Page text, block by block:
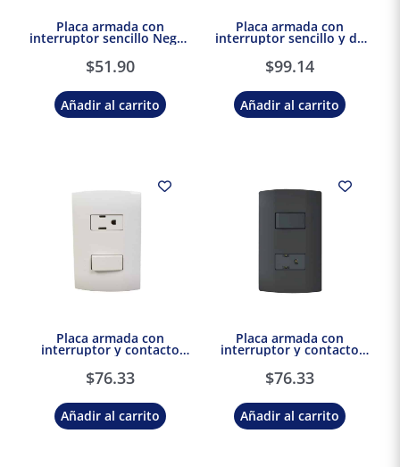
Placa armada con
interruptor sencillo Negro
Marisio Black
$51.90
Añadir al carrito
Placa armada con
interruptor sencillo y de
escalera Negro Marisio
Black
$99.14
Añadir al carrito
Placa armada con
interruptor y contacto
2P+T Marisio
$76.33
Añadir al carrito
Placa armada con
interruptor y contacto
2P+T Negro Marisio Black
$76.33
Añadir al carrito